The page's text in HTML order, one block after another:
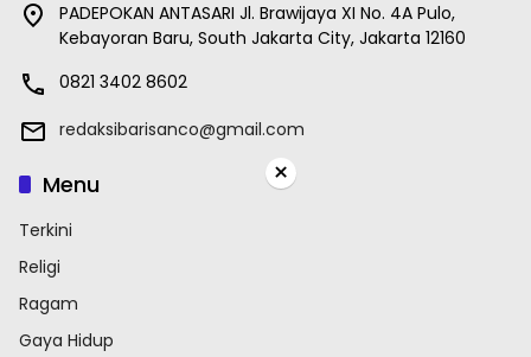
PADEPOKAN ANTASARI Jl. Brawijaya XI No. 4A Pulo,
Kebayoran Baru, South Jakarta City, Jakarta 12160
0821 3402 8602
redaksibarisanco@gmail.com
Menu
Terkini
Religi
Ragam
Gaya Hidup
×